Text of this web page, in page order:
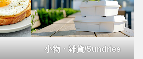
小物・雑貨/Sundries